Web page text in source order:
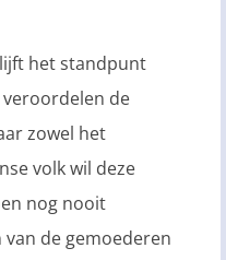
het standpunt
veroordelen de
zowel het
volk wil deze
nog nooit
de gemoederen